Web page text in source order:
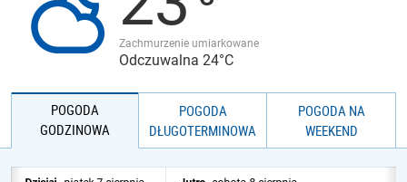
Zachmurzenie umiarkowane
Odczuwalna 24°C
POGODA
GODZINOWA
POGODA
DŁUGOTERMINOWA
POGODA NA
WEEKEND